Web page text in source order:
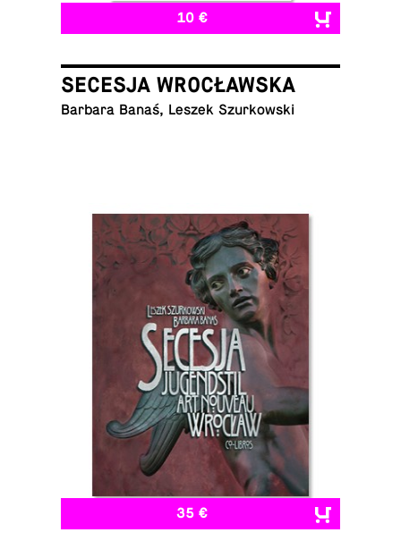
10 €
SECESJA WROCŁAWSKA
Barbara Banaś, Leszek Szurkowski
35 €